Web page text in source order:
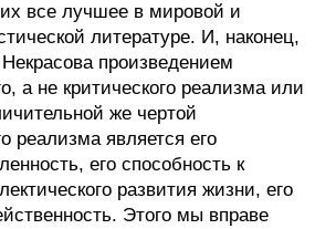
все лучшее в мировой и
литературе. И, наконец,
произведением
а не критического реализма или
же чертой
реализма является его
его способность к
развития жизни, его
Этого мы вправе